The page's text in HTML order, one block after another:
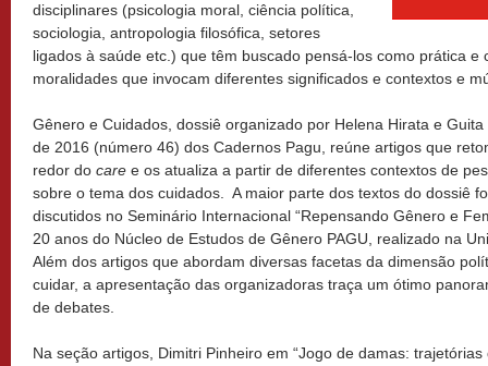
disciplinares (psicologia moral, ciência política,
sociologia, antropologia filosófica, setores
ligados à saúde etc.) que têm buscado pensá-los como prática e
moralidades que invocam diferentes significados e contextos e
Gênero e Cuidados, dossiê organizado por Helena Hirata e
de 2016 (número 46) dos Cadernos Pagu, reúne artigos que
redor do care e os atualiza a partir de diferentes contextos de
sobre o tema dos cuidados. A maior parte dos textos do dossiê
discutidos no Seminário Internacional “Repensando Gênero e
20 anos do Núcleo de Estudos de Gênero PAGU, realizado na
Além dos artigos que abordam diversas facetas da dimensão
cuidar, a apresentação das organizadoras traça um ótimo
de debates.
Na seção artigos, Dimitri Pinheiro em “Jogo de damas: